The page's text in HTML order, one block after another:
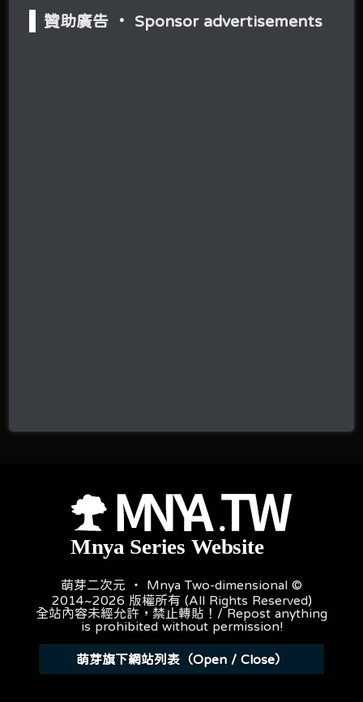
贊助廣告 ‧ Sponsor advertisements
萌芽二次元 ‧ Mnya Two-dimensional ©
2014~2026 版權所有 (All Rights Reserved)
全站內容未經允許，禁止轉貼！/ Repost anything
is prohibited without permission!
萌芽旗下網站列表（Open / Close）